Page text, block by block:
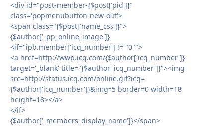
<div id="post-member-{$post['pid']}"
class='popmenubutton-new-out'>
<span class="{$post['name_css']}">
{$author['_pp_online_image']}
<if="ipb.member['icq_number'] != "0"">
<a href=http://wwp.icq.com/{$author['icq_number']}
target='_blank' title="{$author['icq_number']}"><img
src=http://status.icq.com/online.gif?icq=
{$author['icq_number']}&img=5 border=0 width=18
height=18></a>
</if>
{$author['_members_display_name']}</span>